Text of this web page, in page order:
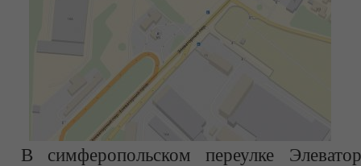
В симферопольском переулке